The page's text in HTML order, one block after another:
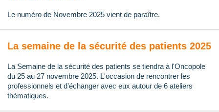
Le numéro de Novembre 2025 vient de paraître.
La semaine de la sécurité des patients 2025
La Semaine de la sécurité des patients se tiendra à l'Oncopole
du 25 au 27 novembre 2025. L'occasion de rencontrer les
professionnels et d'échanger avec eux autour de 6 ateliers
thématiques.